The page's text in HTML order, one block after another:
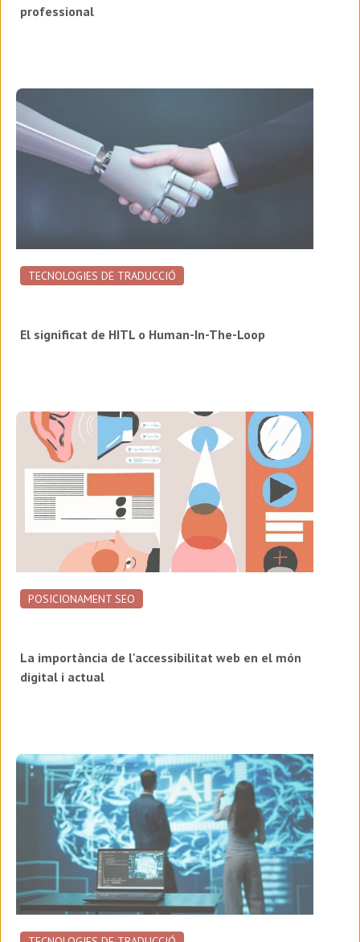
professional
TECNOLOGIES DE TRADUCCIÓ
El significat de HITL o Human-In-The-Loop
POSICIONAMENT SEO
La importància de l'accessibilitat web en el món
digital i actual